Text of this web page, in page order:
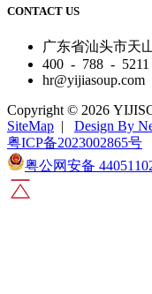
CONTACT US
广东省汕头市天
400 - 788 - 5211
hr@yijiasoup.com
Copyright © 2026
SiteMap | Design By
粤ICP备2023002865号
粤公网安备